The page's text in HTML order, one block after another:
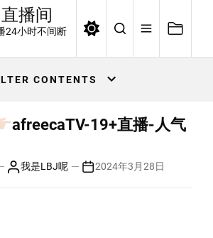
播间
24小时不间断
CONTENTS
afreecaTV-19+直播-人气
我是LBJ呢 2024年3月28日